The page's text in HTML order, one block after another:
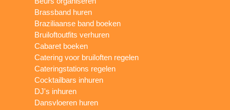
Brassband huren
Braziliaanse band boeken
Bruiloftoutfits verhuren
Cabaret boeken
Catering voor bruiloften regelen
Cateringstations regelen
Cocktailbars inhuren
DJ's inhuren
Dansvloeren huren